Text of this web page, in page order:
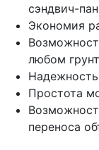
сэндвич-
Экономия
любом
Простота
переноса